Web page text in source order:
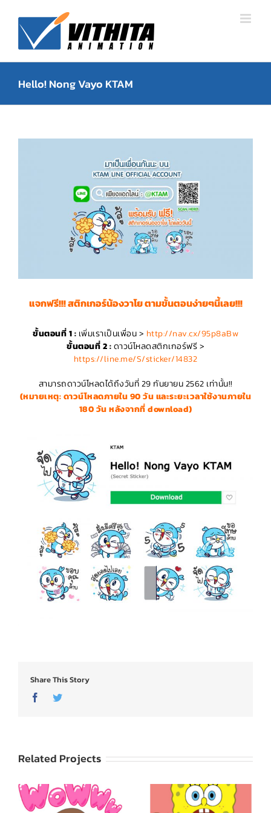
content
Hello! Nong Vayo KTAM
แจกฟรี!!! สติกเกอร์น้องวาโย ตามขั้นตอนง่ายๆนี้เลย!!!
ขั้นตอนที่ 1 : เพิ่มเราเป็นเพื่อน > http://nav.cx/95p8aBw
ขั้นตอนที่ 2 :ดาวน์โหลดสติกเกอร์ฟรี >
https://line.me/S/sticker/14832
สามารถดาวน์โหลดได้ถึงวันที่ 29 กันยายน 2562 เท่านั้น!!
(หมายเหตุ: ดาวน์โหลดภายใน 90 วัน และระยะเวลาใช้งานภายใน
180 วัน หลังจากที่ download)
Share This Story
FacebookTwitter
Related Projects